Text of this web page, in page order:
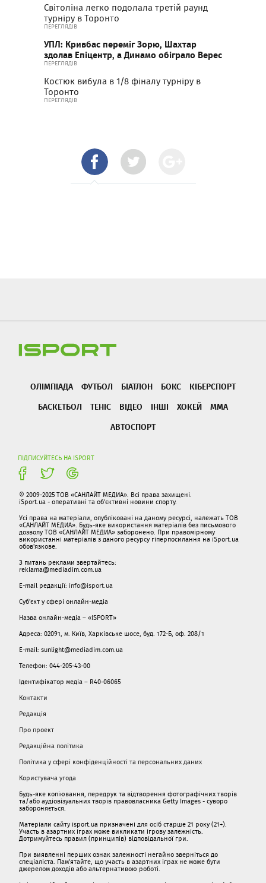
Світоліна легко подолала третій раунд
турніру в Торонто
ПЕРЕГЛЯДІВ
УПЛ: Кривбас переміг Зорю, Шахтар
здолав Епіцентр, а Динамо обіграло Верес
ПЕРЕГЛЯДІВ
Костюк вибула в 1/8 фіналу турніру в
Торонто
ПЕРЕГЛЯДІВ
ОЛІМПІАДА ФУТБОЛ БІАТЛОН БОКС
КІБЕРСПОРТ
БАСКЕТБОЛ
ТЕНІС ВІДЕО ІНШІ ХОКЕЙ
ММА
АВТОСПОРТ
ПІДПИСУЙТЕСЬ НА ISPORT
© 2009-2025 ТОВ «САНЛАЙТ МЕДИА». Всі права захищені.
iSport.ua - оперативні та об'єктивні новини спорту.
Усі права на матеріали, опубліковані на даному ресурсі, належать ТОВ
«САНЛАЙТ МЕДИА». Будь-яке використання матеріалів без письмового
дозволу ТОВ «САНЛАЙТ МЕДИА» заборонено. При правомірному
використанні матеріалів з даного ресурсу гіперпосилання на iSport.ua
обов'язкове.
З питань реклами звертайтесь:
reklama@mediadim.com.ua
E-mail редакції: info@isport.ua
Суб'єкт у сфері онлайн-медіа
Назва онлайн-медіа – «ISPORT»
Адреса: 02091, м. Київ, Харківське шосе, буд. 172-Б, оф. 208/1
E-mail: sunlight@mediadim.com.ua
Телефон: 044-205-43-00
Ідентифікатор медіа – R40-06065
Контакти
Редакція
Про проект
Редакційна політика
Політика у сфері конфіденційності та персональних даних
Користувача угода
Будь-яке копіювання, передрук та відтворення фотографічних творів
та/або аудіовізуальних творів правовласника Getty Images - суворо
забороняється.
Матеріали сайту isport.ua призначені для осіб старше 21 року (21+).
Участь в азартних іграх може викликати ігрову залежність.
Дотримуйтесь правил (принципів) відповідальної гри.
При виявленні перших ознак залежності негайно зверніться до
спеціаліста. Пам'ятайте, що участь в азартних іграх не може бути
джерелом доходів або альтернативою роботі.